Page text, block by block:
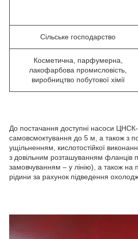
Сільське господарство
Косметична, парфумерна,
лакофарбова промисловість,
виробництво побутової хімії
До постачання доступні насоси
самовсмоктування до 5 м, а також з
ущільненням, кислотостійкої
з довільним розташуванням фланців
замовчуванням – у лінію), а також на
рідини за рахунок підведення